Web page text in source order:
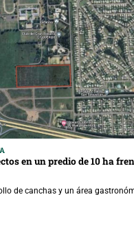
en un predio de 10 ha
de canchas y un área